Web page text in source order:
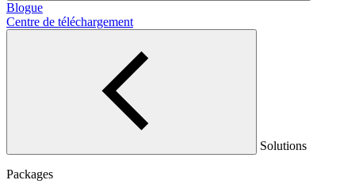
Blogue
Centre de téléchargement
Solutions
Packages